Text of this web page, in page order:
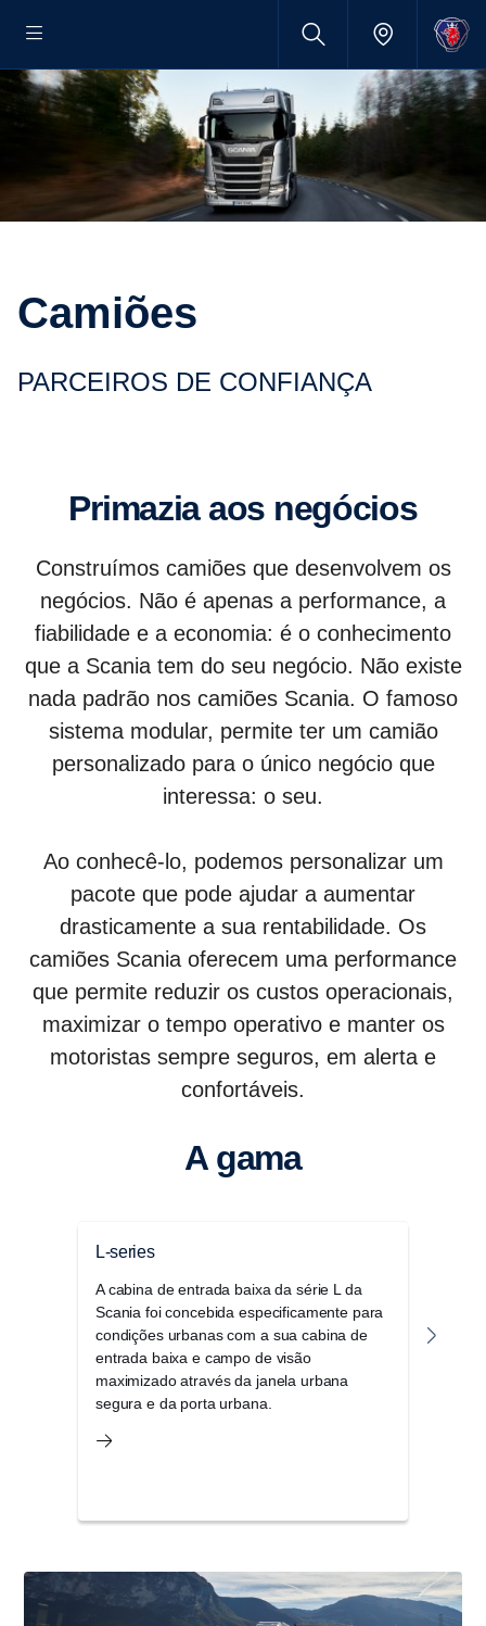
Camiões
PARCEIROS DE CONFI­ANÇA
Primazia aos negócios
Construímos camiões que desenvolvem os
negócios. Não é apenas a performance, a
fiabilidade e a economia: é o conhecimento
que a Scania tem do seu negócio. Não existe
nada padrão nos camiões Scania. O famoso
sistema modular, permite ter um camião
personalizado para o único negócio que
interessa: o seu.
Ao conhecê-lo, podemos personalizar um
pacote que pode ajudar a aumentar
drasticamente a sua rentabilidade. Os
camiões Scania oferecem uma performance
que permite reduzir os custos operacionais,
maximizar o tempo operativo e manter os
motoristas sempre seguros, em alerta e
confortáveis.
A gama
L-series
A cabina de entrada baixa da série L da
Scania foi concebida especificamente para
condições urbanas com a sua cabina de
entrada baixa e campo de visão
maximizado através da janela urbana
segura e da porta urbana.